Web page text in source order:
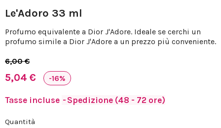
Le'Adoro 33 ml
Profumo equivalente a Dior J'Adore. Ideale se cerchi un
profumo simile a Dior J'Adore a un prezzo più conveniente.
6,00 €
5,04 € -16%
Tasse incluse Spedizione (48 - 72 ore)
Quantità